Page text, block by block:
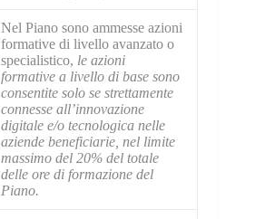
Nel Piano sono ammesse azioni
formative di livello avanzato o
specialistico, le azioni
formative a livello di base sono
consentite solo se strettamente
connesse all’innovazione
digitale e/o tecnologica nelle
aziende beneficiarie, nel limite
massimo del 20% del totale
delle ore di formazione del
Piano.